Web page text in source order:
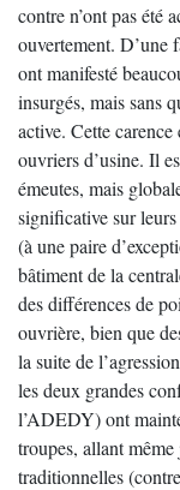
contre n’ont pas été
ouvertement. D’une
ont manifesté
insurgés, mais sans
active. Cette
ouvriers d’usine. Il
émeutes, mais
significative sur
(à une paire
bâtiment de la
des différences de
ouvrière, bien que
la suite de
les deux grandes
l’ADEDY) ont
troupes, allant
traditionnelles